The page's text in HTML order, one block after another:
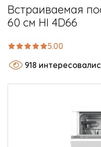
Посудомоечные машины
Варочные панели
Духовые шкафы
Кухонные плиты
Микроволновые печи
Малая бытовая техника
Встраиваемая
60 см HI 4D66
5.00
918